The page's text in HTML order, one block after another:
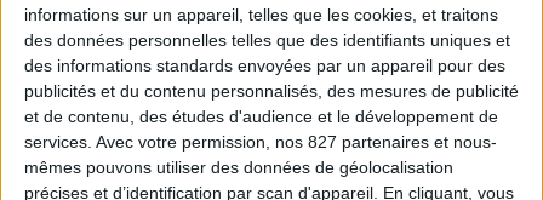
informations sur un appareil, telles que les cookies, et traitons
des données personnelles telles que des identifiants uniques et
des informations standards envoyées par un appareil pour des
publicités et du contenu personnalisés, des mesures de publicité
et de contenu, des études d'audience et le développement de
services. Avec votre permission, nos 827 partenaires et nous-
mêmes pouvons utiliser des données de géolocalisation
précises et d’identification par scan d'appareil. En cliquant, vous
linkedin